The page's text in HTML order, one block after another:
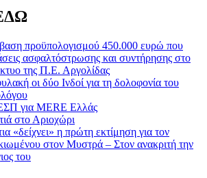
προϋπολογισμού 450.000 ευρώ που
ασφαλτόστρωσης και συντήρησης στο
της Π.Ε. Αργολίδας
οι δύο Ινδοί για τη δολοφονία του
για MERE Ελλάς
στο Αριοχώρι
«δείχνει» η πρώτη εκτίμηση για τον
στον Μυστρά – Στον ανακριτή την
του